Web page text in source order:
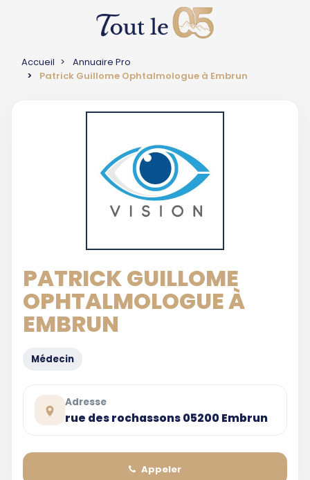
Accueil
Annuaire Pro
Patrick Guillome Ophtalmologue à Embrun
PATRICK GUILLOME
OPHTALMOLOGUE À
EMBRUN
Médecin
Adresse
rue des rochassons 05200 Embrun
Appeler